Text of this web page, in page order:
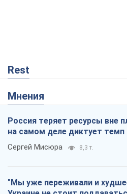
Rest
Мнения
Россия теряет ресурсы вне
на самом деле диктует темп
Сергей Мисюра 8,3 т.
"Мы уже переживали и